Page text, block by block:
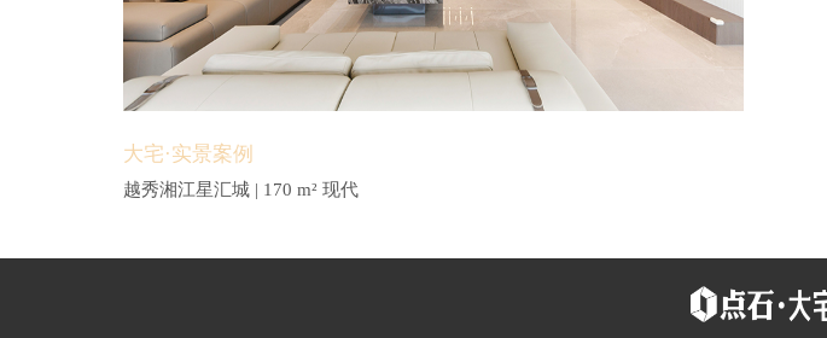
大宅·实景案例
越秀湘江星汇城 | 170 m² 现代